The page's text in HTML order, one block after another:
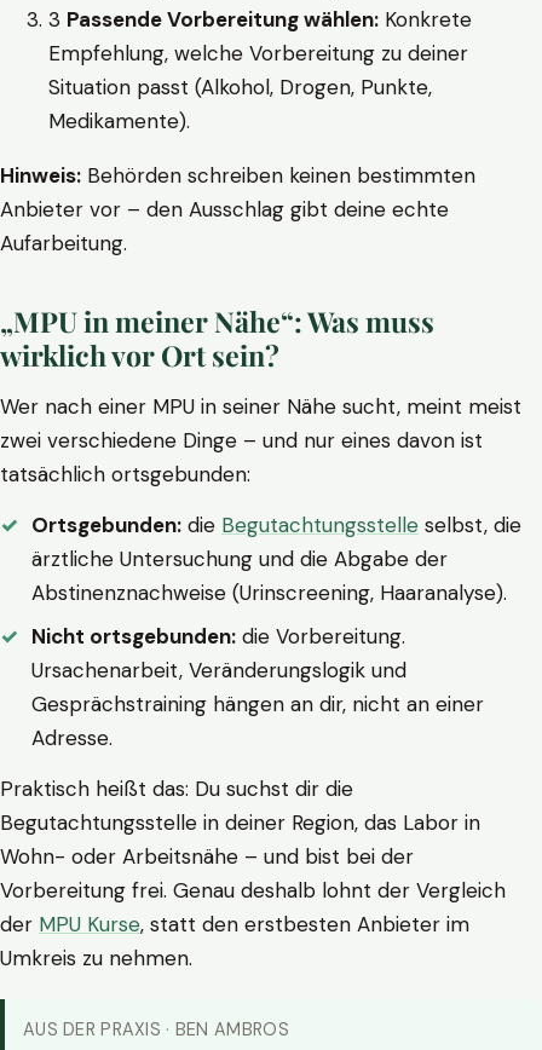
3 Passende Vorbereitung wählen: Konkrete
Empfehlung, welche Vorbereitung zu deiner
Situation passt (Alkohol, Drogen, Punkte,
Medikamente).
Hinweis: Behörden schreiben keinen bestimmten
Anbieter vor – den Ausschlag gibt deine echte
Aufarbeitung.
„MPU in meiner Nähe“: Was muss
wirklich vor Ort sein?
Wer nach einer MPU in seiner Nähe sucht, meint meist
zwei verschiedene Dinge – und nur eines davon ist
tatsächlich ortsgebunden:
Ortsgebunden: die Begutachtungsstelle selbst, die
ärztliche Untersuchung und die Abgabe der
Abstinenznachweise (Urinscreening, Haaranalyse).
Nicht ortsgebunden: die Vorbereitung.
Ursachenarbeit, Veränderungslogik und
Gesprächstraining hängen an dir, nicht an einer
Adresse.
Praktisch heißt das: Du suchst dir die
Begutachtungsstelle in deiner Region, das Labor in
Wohn- oder Arbeitsnähe – und bist bei der
Vorbereitung frei. Genau deshalb lohnt der Vergleich
der MPU Kurse, statt den erstbesten Anbieter im
Umkreis zu nehmen.
AUS DER PRAXIS · BEN AMBROS